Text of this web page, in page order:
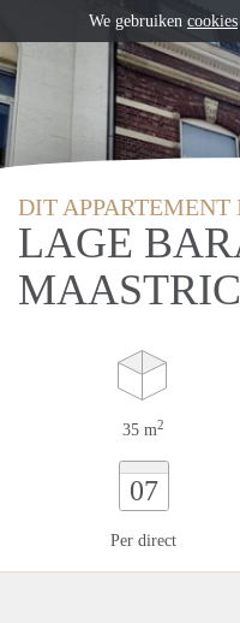
DIT APPARTEMENT
LAGE
35 m2
07
Per direct
We gebruiken cookies